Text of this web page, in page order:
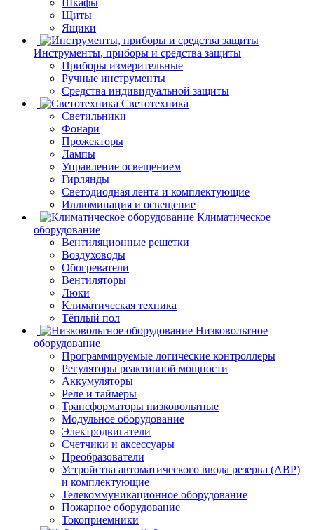
Щиты
Ящики
Инструменты, приборы и средства защиты
Приборы измерительные
Ручные инструменты
Средства индивидуальной защиты
Светотехника
Светильники
Фонари
Прожекторы
Лампы
Управление освещением
Гирлянды
Светодиодная лента и комплектующие
Иллюминация и освещение
Климатическое
оборудование
Вентиляционные решетки
Воздуховоды
Обогреватели
Вентиляторы
Люки
Климатическая техника
Тёплый пол
Низковольтное
оборудование
Программируемые логические контроллеры
Регуляторы реактивной мощности
Аккумуляторы
Реле и таймеры
Трансформаторы низковольтные
Модульное оборудование
Электродвигатели
Счетчики и аксессуары
Преобразователи
Устройства автоматического ввода резерва (АВР)
и комплектующие
Телекоммуникационное оборудование
Пожарное оборудование
Токоприемники